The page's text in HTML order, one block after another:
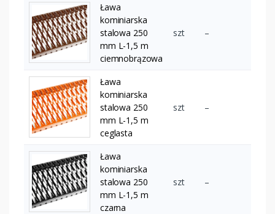
Ława
kominiarska
stalowa 250
mm L-1,5 m
ciemnobrązowa
szt –
Ława
kominiarska
stalowa 250
mm L-1,5 m
ceglasta
szt –
Ława
kominiarska
stalowa 250
mm L-1,5 m
czarna
szt –